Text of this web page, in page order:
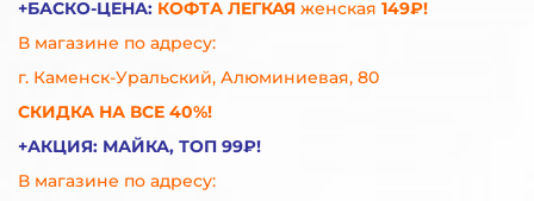
+БАСКО-ЦЕНА: КОФТА ЛЕГКАЯ женская 149₽!
В магазине по адресу:
г. Каменск-Уральский, Алюминиевая, 80
СКИДКА НА ВСЕ 40%!
+АКЦИЯ: МАЙКА, ТОП 99₽!
В магазине по адресу: